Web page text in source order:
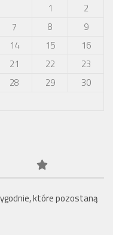
1
2
7 8
9
14 15
16
21 22
23
28 29
30
które pozostaną